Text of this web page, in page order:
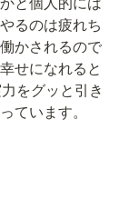
るのは疲れち
かされるので
せになれると
をグッと引き
ています。